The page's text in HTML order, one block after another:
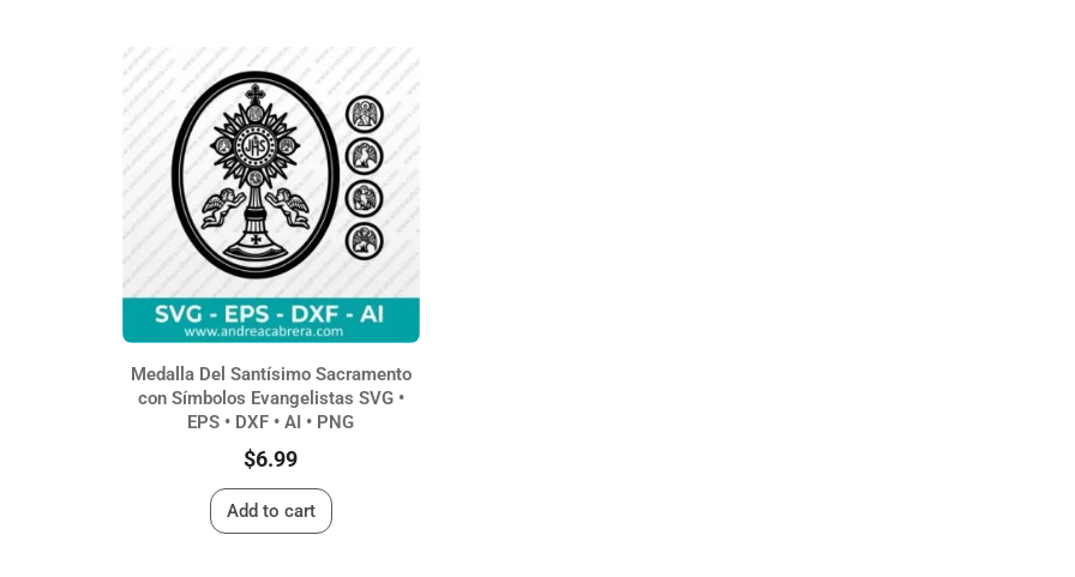
Medalla Del Santísimo Sacramento
con Símbolos Evangelistas SVG •
EPS • DXF • AI • PNG
$6.99
Add to cart